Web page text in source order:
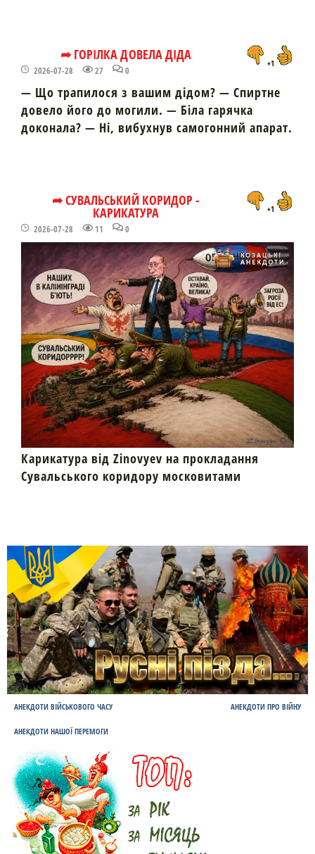
➦ ГОРІЛКА ДОВЕЛА ДІДА
2026-07-28 27 0
+1
— Що трапилося з вашим дідом? — Спиртне
довело його до могили. — Біла гарячка
доконала? — Ні, вибухнув самогонний апарат.
➦ СУВАЛЬСЬКИЙ КОРИДОР -
КАРИКАТУРА
2026-07-28 11 0
+1
Карикатура від Zinovyev на прокладання
Сувальського коридору московитами
АНЕКДОТИ ВІЙСЬКОВОГО ЧАСУ АНЕКДОТИ ПРО ВІЙНУ
АНЕКДОТИ НАШОЇ ПЕРЕМОГИ